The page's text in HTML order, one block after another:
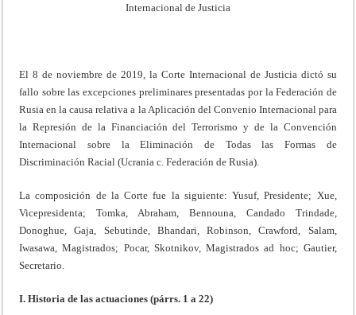
Internacional de Justicia
El 8 de noviembre de 2019, la Corte Internacional de Justicia dictó su
fallo sobre las excepciones preliminares presentadas por la Federación de
Rusia en la causa relativa a la Aplicación del Convenio Internacional para
la Represión de la Financiación del Terrorismo y de la Convención
Internacional sobre la Eliminación de Todas las Formas de
Discriminación Racial (Ucrania c. Federación de Rusia).
La composición de la Corte fue la siguiente: Yusuf, Presidente; Xue,
Vicepresidenta; Tomka, Abraham, Bennouna, Candado Trindade,
Donoghue, Gaja, Sebutinde, Bhandari, Robinson, Crawford, Salam,
Iwasawa, Magistrados; Pocar, Skotnikov, Magistrados ad hoc; Gautier,
Secretario.
I. Historia de las actuaciones (párrs. 1 a 22)